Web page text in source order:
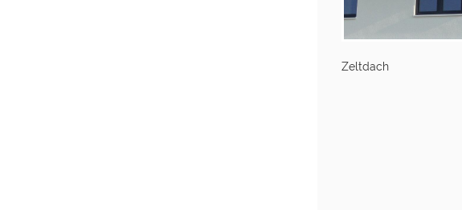
Zeltdach